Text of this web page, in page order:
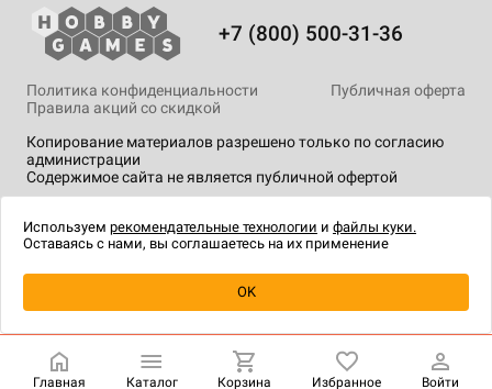
Уведомить о наличии
+7 (800) 500-31-36
Копирование материалов разрешено только по согласию
администрации
Содержимое сайта не является публичной офертой
Политика конфиденциальности
Публичная оферта
Правила акций со скидкой
технологии.
Главная Каталог Корзина Избранное Войти
Используем рекомендательные технологии и файлы куки.
Оставаясь с нами, вы соглашаетесь на их применение
OK